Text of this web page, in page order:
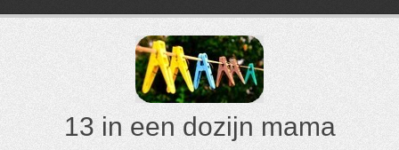
13 in een dozijn mama